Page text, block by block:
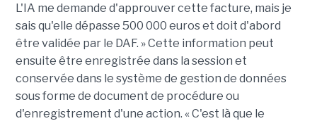
L'IA me demande d'approuver cette facture, mais je
sais qu'elle dépasse 500 000 euros et doit d'abord
être validée par le DAF. » Cette information peut
ensuite être enregistrée dans la session et
conservée dans le système de gestion de données
sous forme de document de procédure ou
d'enregistrement d'une action. « C'est là que le